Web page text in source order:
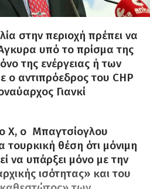
στην περιοχή πρέπει να
υπό το πρίσμα της
της ενέργειας ή των
αντιπρόεδρος του CHP
Γιανκί
Χ, ο Μπαγτσίογλου
τουρκική θέση ότι μόνιμη
να υπάρξει μόνο με την
ισότητας» και του